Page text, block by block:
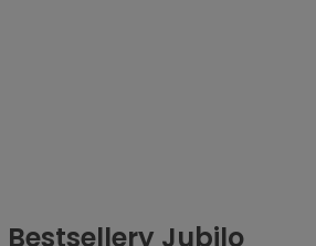
Bestsellery Jubilo